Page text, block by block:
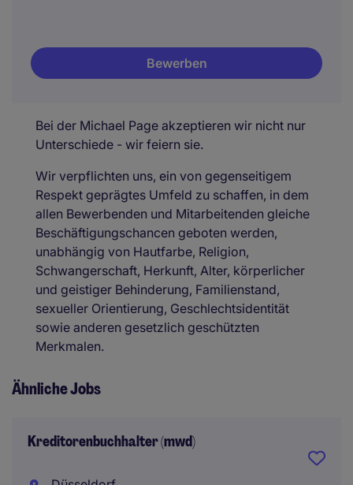
Bewerben
Bei der Michael Page akzeptieren wir nicht nur
Unterschiede - wir feiern sie.
Wir verpflichten uns, ein von gegenseitigem
Respekt geprägtes Umfeld zu schaffen, in dem
allen Bewerbenden und Mitarbeitenden gleiche
Beschäftigungschancen geboten werden,
unabhängig von Hautfarbe, Religion,
Schwangerschaft, Herkunft, Alter, körperlicher
und geistiger Behinderung, Familienstand,
sexueller Orientierung, Geschlechtsidentität
sowie anderen gesetzlich geschützten
Merkmalen.
Ähnliche Jobs
Kreditorenbuchhalter (mwd)